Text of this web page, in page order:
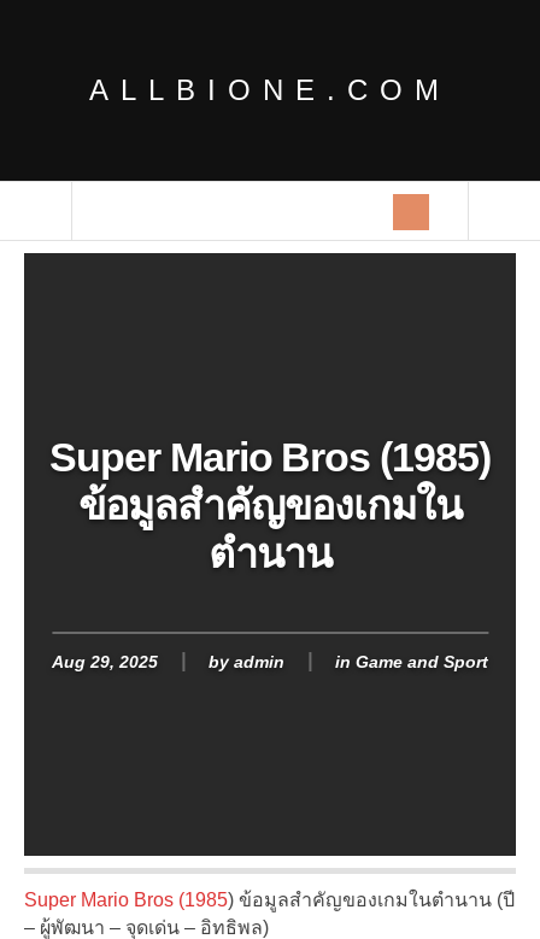
ALLBIONE.COM
Super Mario Bros (1985)
ข้อมูลสำคัญของเกมใน
ตำนาน
Aug 29, 2025 by admin in Game and Sport
Super Mario Bros (1985) ข้อมูลสำคัญของเกมในตำนาน (ปี
– ผู้พัฒนา – จุดเด่น – อิทธิพล)